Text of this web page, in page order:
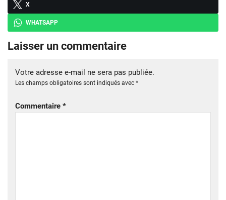
X
WHATSAPP
Laisser un commentaire
Votre adresse e-mail ne sera pas publiée.
Les champs obligatoires sont indiqués avec *
Commentaire *